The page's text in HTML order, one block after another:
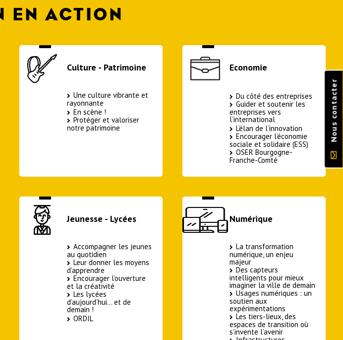
Nous contacter
EN ACTION
Culture - Patrimoine
Une culture vibrante et
rayonnante
En scène !
Protéger et valoriser
notre patrimoine
Economie
Du côté des entreprises
Guider et soutenir les
entreprises vers
l’international
L’élan de l’innovation
Encourager l’économie
sociale et solidaire (ESS)
OSER Bourgogne-
Franche-Comté
Jeunesse - Lycées
Accompagner les jeunes
au quotidien
Leur donner les moyens
d’apprendre
Encourager l’ouverture
et la créativité
Les lycées
d’aujourd’hui… et de
demain !
ORDIL
Numérique
La transformation
numérique, un enjeu
majeur
Des capteurs
intelligents pour mieux
imaginer la ville de demain
Usages numériques : un
soutien aux
expérimentations
Les tiers-lieux, des
espaces de transition où
s’invente l’avenir